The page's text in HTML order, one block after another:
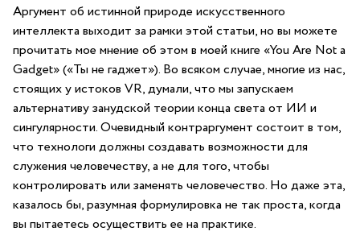
Аргумент об истинной природе искусственного
интеллекта выходит за рамки этой статьи, но вы можете
прочитать мое мнение об этом в моей книге «You Are Not a
Gadget» («Ты не гаджет»). Во всяком случае, многие из нас,
стоящих у истоков VR, думали, что мы запускаем
альтернативу занудской теории конца света от ИИ и
сингулярности. Очевидный контраргумент состоит в том,
что технологи должны создавать возможности для
служения человечеству, а не для того, чтобы
контролировать или заменять человечество. Но даже эта,
казалось бы, разумная формулировка не так проста, когда
вы пытаетесь осуществить ее на практике.